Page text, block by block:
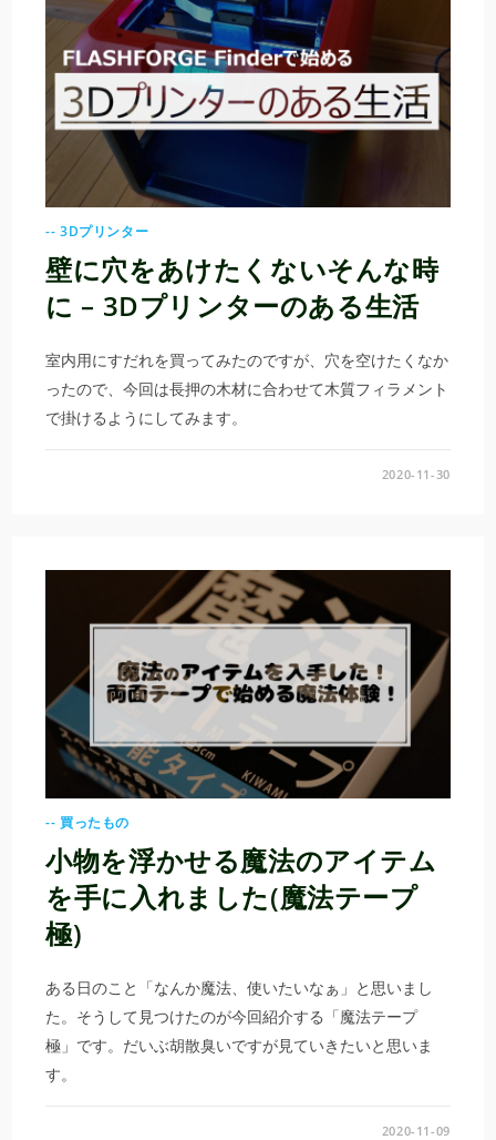
-- 3Dプリンター
壁に穴をあけたくないそんな時
に – 3Dプリンターのある生活
室内用にすだれを買ってみたのですが、穴を空けたくなか
ったので、今回は長押の木材に合わせて木質フィラメント
で掛けるようにしてみます。
2020-11-30
-- 買ったもの
小物を浮かせる魔法のアイテム
を手に入れました(魔法テープ
極)
ある日のこと「なんか魔法、使いたいなぁ」と思いまし
た。そうして見つけたのが今回紹介する「魔法テープ
極」です。だいぶ胡散臭いですが見ていきたいと思いま
す。
2020-11-09